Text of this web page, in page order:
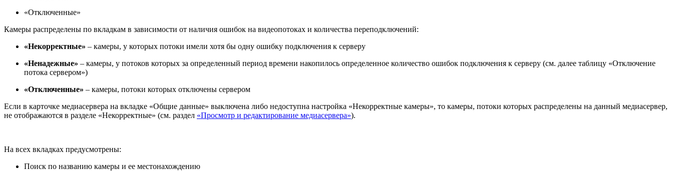
«Отключенные»
Камеры распределены по вкладкам в зависимости от наличия ошибок на видеопотоках и количества переподключений:
«Некорректные» – камеры, у которых потоки имели хотя бы одну ошибку подключения к серверу
«Ненадежные» – камеры, у потоков которых за определенный период времени накопилось определенное количество ошибок подключения к серверу (см. далее таблицу «Отключение
потока сервером»)
«Отключенные» – камеры, потоки которых отключены сервером
Если в карточке медиасервера на вкладке «Общие данные» выключена либо недоступна настройка «Некорректные камеры», то камеры, потоки которых распределены на данный медиасервер,
не отображаются в разделе «Некорректные» (см. раздел «Просмотр и редактирование медиасервера»).
На всех вкладках предусмотрены:
Поиск по названию камеры и ее местонахождению